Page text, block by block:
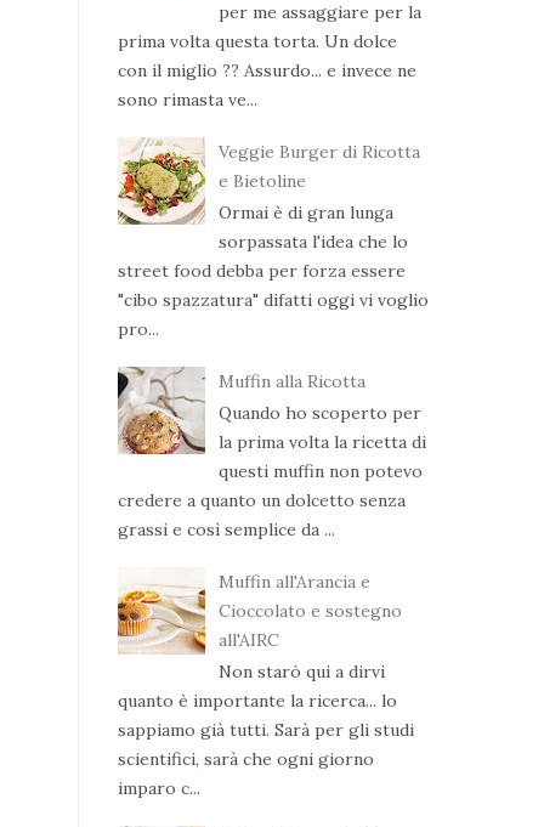
per me assaggiare per la
prima volta questa torta. Un dolce
con il miglio ?? Assurdo... e invece ne
sono rimasta ve...
Veggie Burger di Ricotta
e Bietoline
Ormai è di gran lunga
sorpassata l'idea che lo
street food debba per forza essere
"cibo spazzatura" difatti oggi vi voglio
pro...
Muffin alla Ricotta
Quando ho scoperto per
la prima volta la ricetta di
questi muffin non potevo
credere a quanto un dolcetto senza
grassi e così semplice da ...
Muffin all'Arancia e
Cioccolato e sostegno
all'AIRC
Non starò qui a dirvi
quanto è importante la ricerca... lo
sappiamo già tutti. Sarà per gli studi
scientifici, sarà che ogni giorno
imparo c...